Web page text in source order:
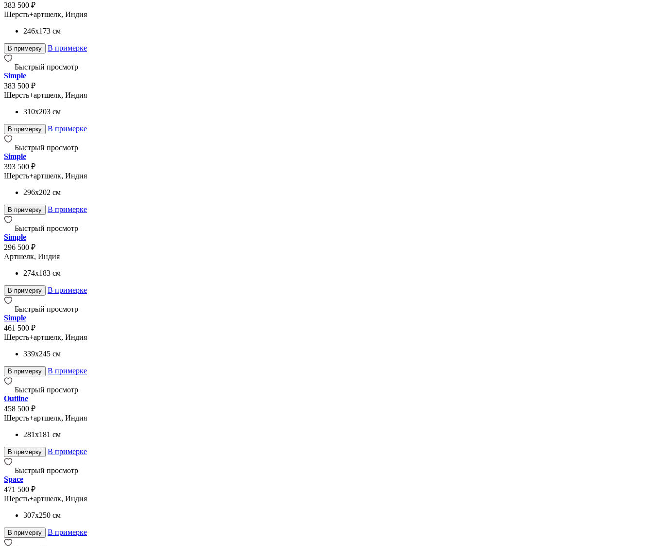
383 500 ₽
Шерсть+артшелк, Индия
246x173 см
В примерку В примерке
Быстрый просмотр
Simple
383 500 ₽
Шерсть+артшелк, Индия
310x203 см
В примерку В примерке
Быстрый просмотр
Simple
393 500 ₽
Шерсть+артшелк, Индия
296x202 см
В примерку В примерке
Быстрый просмотр
Simple
296 500 ₽
Артшелк, Индия
274x183 см
В примерку В примерке
Быстрый просмотр
Simple
461 500 ₽
Шерсть+артшелк, Индия
339x245 см
В примерку В примерке
Быстрый просмотр
Outline
458 500 ₽
Шерсть+артшелк, Индия
281x181 см
В примерку В примерке
Быстрый просмотр
Space
471 500 ₽
Шерсть+артшелк, Индия
307x250 см
В примерку В примерке